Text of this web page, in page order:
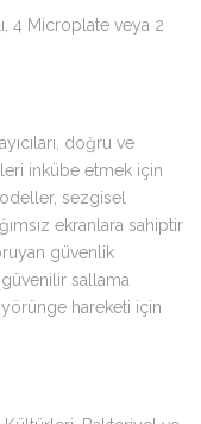
4 Microplate veya 2
doğru ve
inkübe etmek için
sezgisel
ekranlara sahiptir
güvenlik
sallama
hareketi için